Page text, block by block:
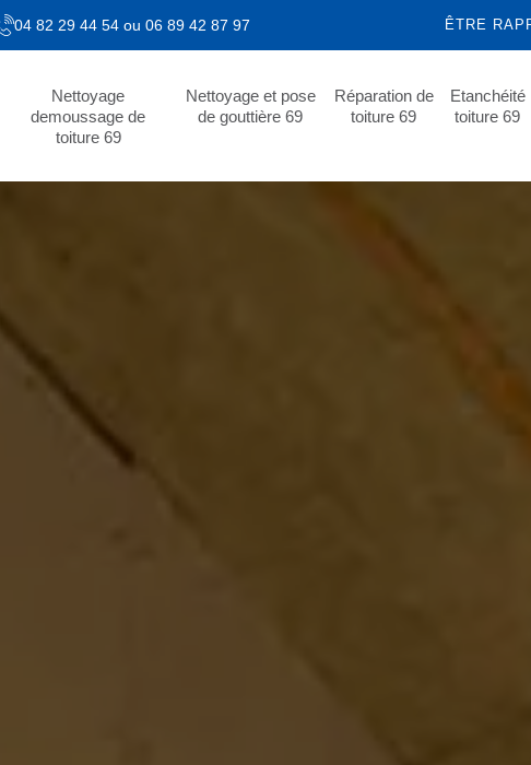
04 82 29 44 54 ou 06 89 42 87 97 ÊTRE
Nettoyage
demoussage de
toiture 69
Nettoyage et pose
de gouttière 69
Réparation de
toiture 69
Etanchéité
toiture 69